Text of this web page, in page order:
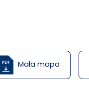
Mała mapa